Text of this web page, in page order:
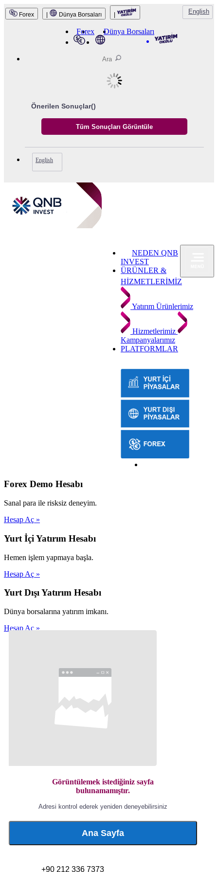
QNB Invest
Forex Dünya Borsaları English
Forex Dünya Borsaları
Önerilen Sonuçlar()
English
NEDEN QNB
INVEST
ÜRÜNLER &
HİZMETLERİMİZ
Yatırım Ürünlerimiz
Hizmetlerimiz
Kampanyalarımız
PLATFORMLAR
Forex Demo Hesabı
Sanal para ile risksiz deneyim.
Hesap Aç »
Yurt İçi Yatırım Hesabı
Hemen işlem yapmaya başla.
Hesap Aç »
Yurt Dışı Yatırım Hesabı
Dünya borsalarına yatırım imkanı.
Hesap Aç »
Görüntülemek istediğiniz sayfa
bulunamamıştır.
Adresi kontrol ederek yeniden deneyebilirsiniz
Ana Sayfa
+90 212 336 7373